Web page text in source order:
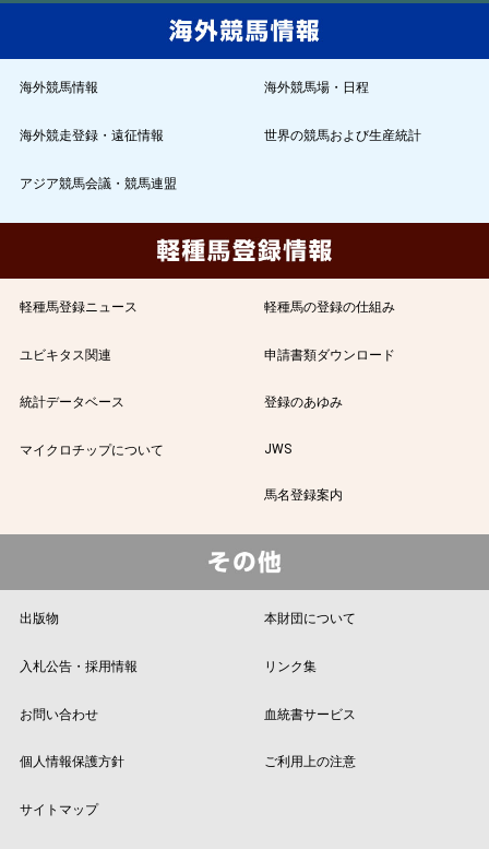
海外競馬情報 海外競馬場・日程
海外競走登録・遠征情報 世界の競馬および生産統計
アジア競馬会議・競馬連盟
軽種馬登録ニュース 軽種馬の登録の仕組み
ユビキタス関連 申請書類ダウンロード
統計データベース 登録のあゆみ
マイクロチップについて JWS
馬名登録案内
出版物 本財団について
入札公告・採用情報 リンク集
お問い合わせ 血統書サービス
個人情報保護方針 ご利用上の注意
サイトマップ